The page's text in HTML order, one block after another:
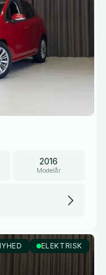
2016
Modelår
ELEKTRISK